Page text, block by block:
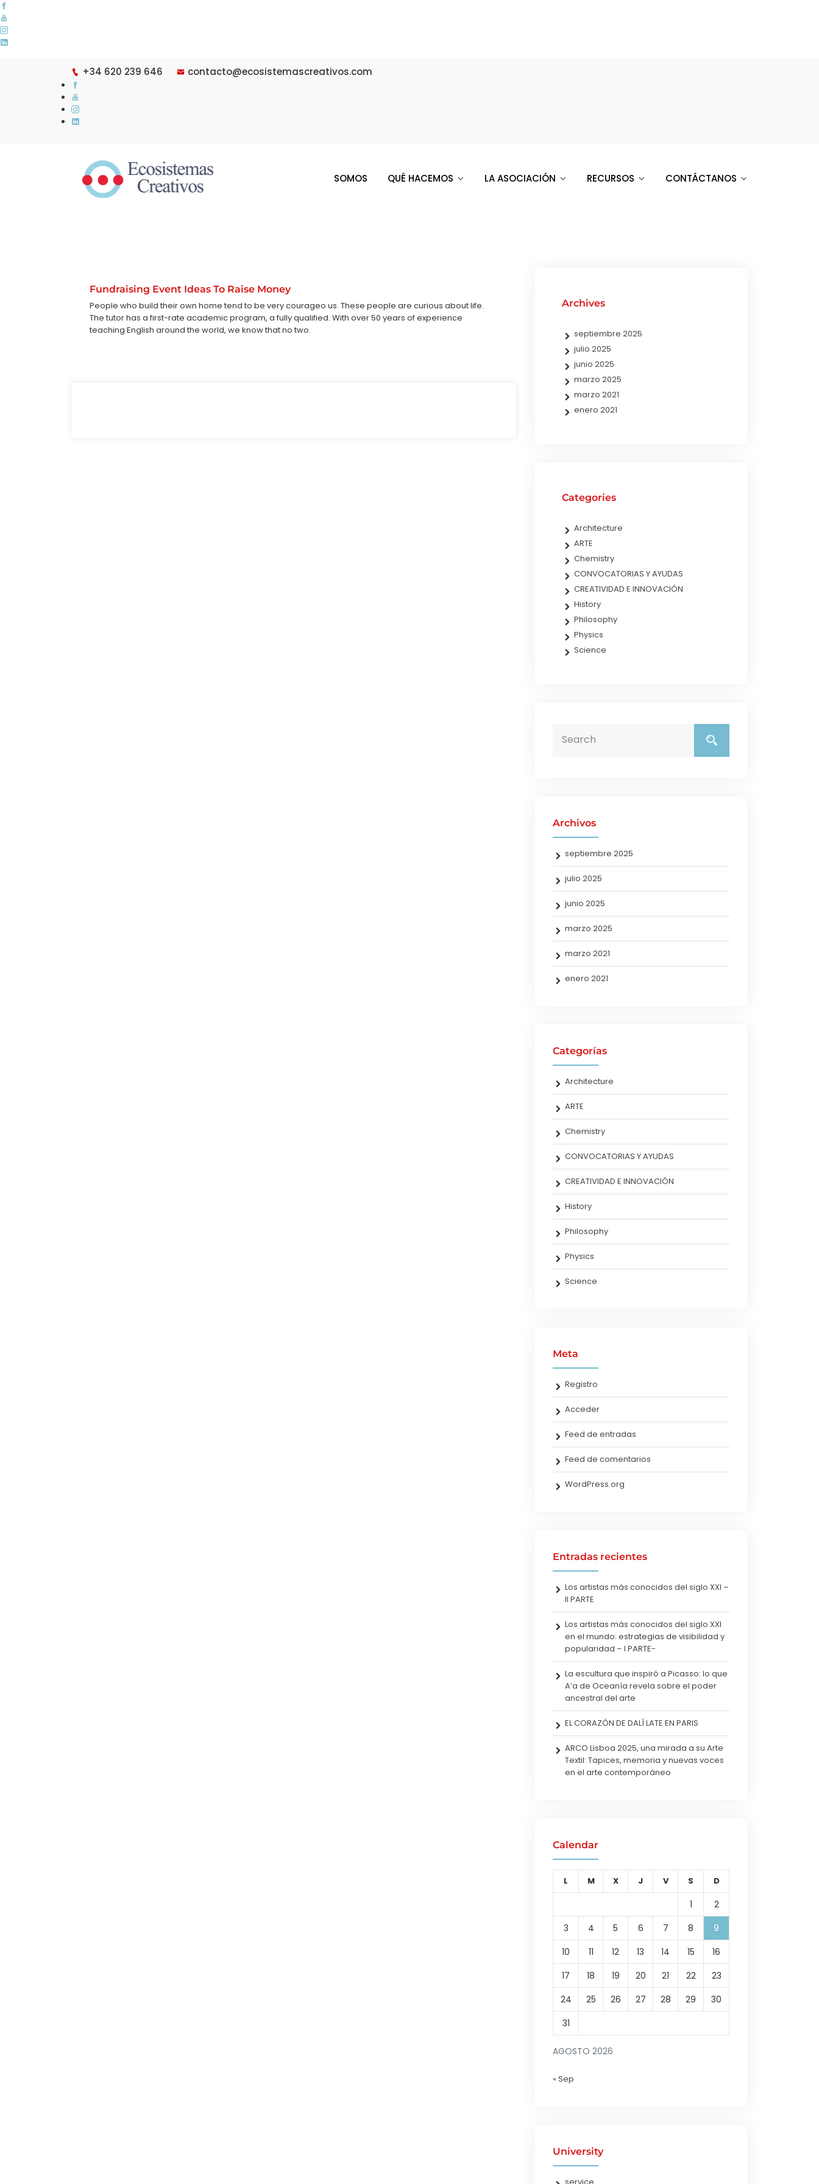
+34 620 239 646 contacto@ecosistemascreativos.com
SOMOS QUÉ HACEMOS LA ASOCIACIÓN RECURSOS CONTÁCTANOS
Fundraising Event Ideas To Raise Money
People who build their own home tend to be very courageo us. These people are curious about life.
The tutor has a first-rate academic program, a fully qualified. With over 50 years of experience
teaching English around the world, we know that no two.
Archives
septiembre 2025
julio 2025
junio 2025
marzo 2025
marzo 2021
enero 2021
Categories
Architecture
ARTE
Chemistry
CONVOCATORIAS Y AYUDAS
CREATIVIDAD E INNOVACIÓN
History
Philosophy
Physics
Science
Archivos
septiembre 2025
julio 2025
junio 2025
marzo 2025
marzo 2021
enero 2021
Categorías
Architecture
ARTE
Chemistry
CONVOCATORIAS Y AYUDAS
CREATIVIDAD E INNOVACIÓN
History
Philosophy
Physics
Science
Meta
Registro
Acceder
Feed de entradas
Feed de comentarios
WordPress.org
Entradas recientes
Los artistas más conocidos del siglo XXI –
II PARTE
Los artistas más conocidos del siglo XXI
en el mundo: estrategias de visibilidad y
popularidad – I PARTE-
La escultura que inspiró a Picasso: lo que
A’a de Oceanía revela sobre el poder
ancestral del arte
EL CORAZÓN DE DALÍ LATE EN PARIS
ARCO Lisboa 2025, una mirada a su Arte
Textil: Tapices, memoria y nuevas voces
en el arte contemporáneo
Calendar
AGOSTO 2026
L M X J V S D
1
2
3
4 5 6 7 8
9
10
11 12 13 14 15
16
17
18 19 20 21 22
23
24
25 26 27 28 29
30
31
« Sep
University